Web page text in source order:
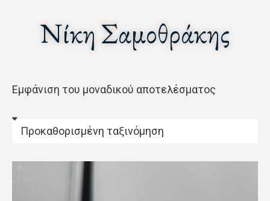
Nίκη Σαμοθράκης
Εμφάνιση του μοναδικού αποτελέσματος